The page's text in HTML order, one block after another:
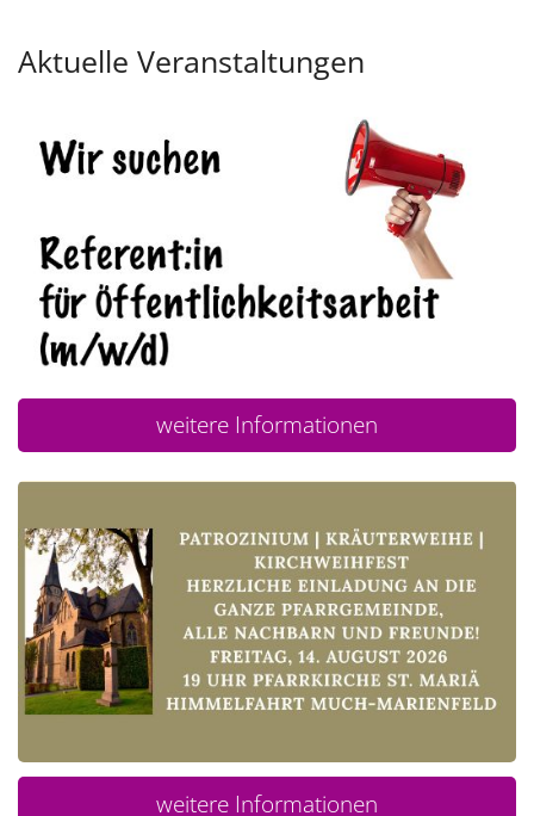
Aktuelle Veranstaltungen
weitere Informationen
weitere Informationen